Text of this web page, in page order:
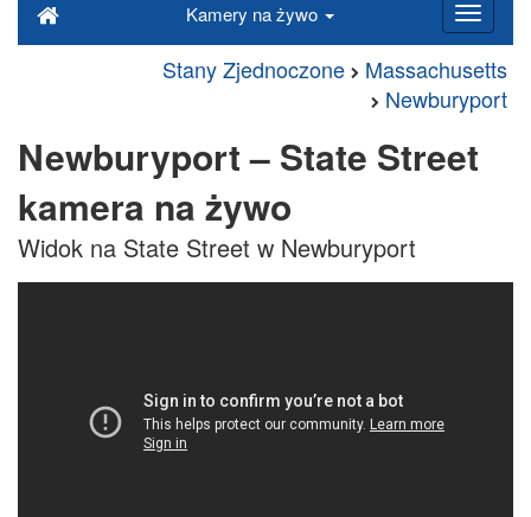
Kamery na żywo
Stany Zjednoczone
Massachusetts
Newburyport
Newburyport – State Street
kamera na żywo
Widok na State Street w Newburyport